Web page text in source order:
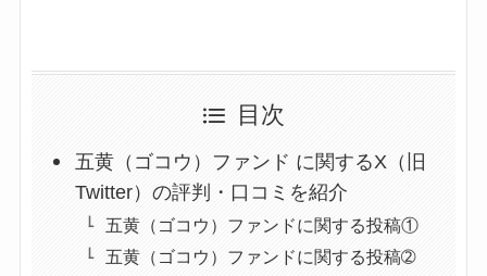
目次
五黄（ゴコウ）ファンド に関するX（旧
Twitter）の評判・口コミを紹介
五黄（ゴコウ）ファンドに関する投稿①
五黄（ゴコウ）ファンドに関する投稿➁